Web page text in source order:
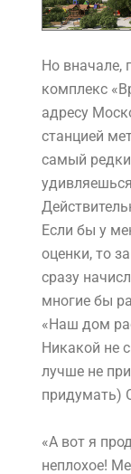
Но вначале,
комплекс
адресу
станцией
самый
Если бы у
оценки, то
сразу
многие бы
«Наш дом
Никакой не
лучше не
придумать)
«А вот я
неплохое!